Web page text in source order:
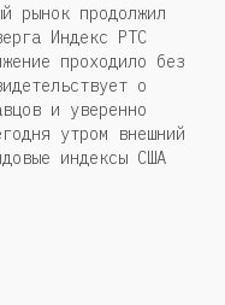
рынок продолжил
Индекс РТС
проходило без
о
и уверенно
утром внешний
индексы США